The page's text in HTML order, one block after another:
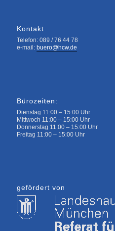
Kontakt
Telefon: 089 / 76 44 78
e-mail: buero@hcw.de
Bürozeiten:
Dienstag 11:00 – 15:00 Uhr
Mittwoch 11:00 – 15:00 Uhr
Donnerstag 11:00 – 15:00 Uhr
Freitag 11:00 – 15:00 Uhr
gefördert von